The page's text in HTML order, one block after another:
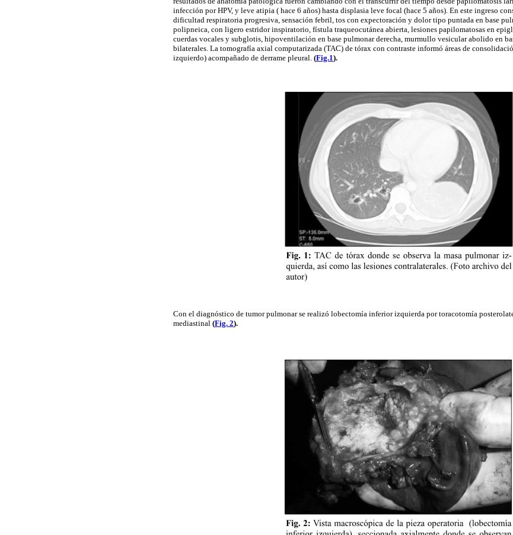
infección por HPV, y leve atipia ( hace 6 años) hasta displasia leve focal (hace 5 años). En este ingreso
dificultad respiratoria progresiva, sensación febril, tos con expectoración y dolor tipo puntada en base
polipneica, con ligero estridor inspiratorio, fístula traqueocutánea abierta, lesiones papilomatosas en
cuerdas vocales y subglotis, hipoventilación en base pulmonar derecha, murmullo vesicular abolido en
bilaterales. La tomografía axial computarizada (TAC) de tórax con contraste informó áreas de
izquierdo) acompañado de derrame pleural. (Fig.1).
Con el diagnóstico de tumor pulmonar se realizó lobectomía inferior izquierda por toracotomía
mediastinal (Fig. 2).